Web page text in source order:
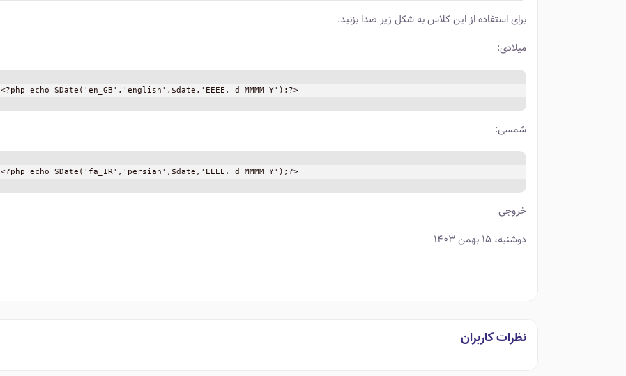
برای استفاده از این کلاس به شکل زیر صدا بزنید.
میلادی:
<?php echo SDate('en_GB','english',$date,'EEEE، d MMMM Y');?>
شمسی:
<?php echo SDate('fa_IR','persian',$date,'EEEE، d MMMM Y');?>
خروجی
دوشنبه، ۱۵ بهمن ۱۴۰۳
نظرات کاربران